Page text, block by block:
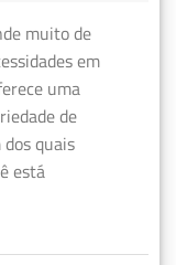
muito de
em
uma
de
quais
está